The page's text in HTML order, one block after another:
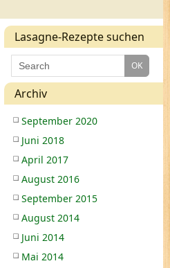
Lasagne-Rezepte suchen
Archiv
September 2020
Juni 2018
April 2017
August 2016
September 2015
August 2014
Juni 2014
Mai 2014